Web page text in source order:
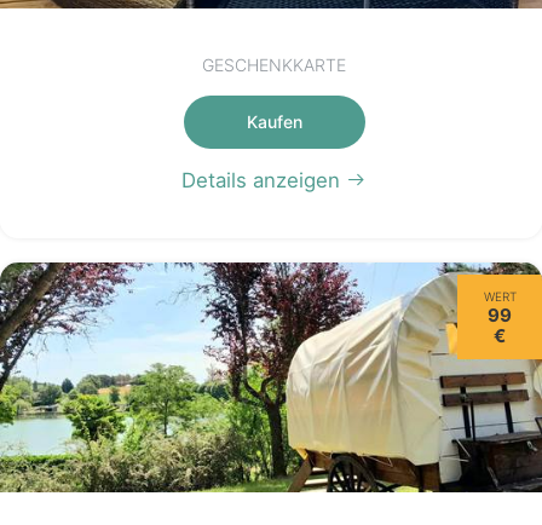
GESCHENKKARTE
Kaufen
Details anzeigen
WERT
99
€